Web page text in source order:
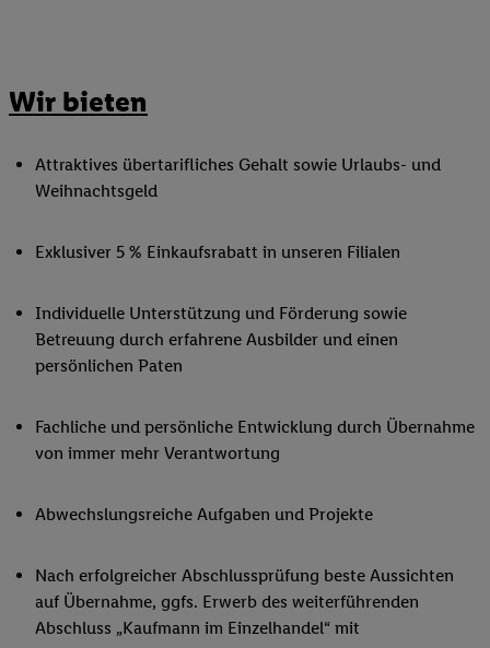
Wir bieten
Attraktives übertarifliches Gehalt sowie Urlaubs- und
Weihnachtsgeld
Exklusiver 5 % Einkaufsrabatt in unseren Filialen
Individuelle Unterstützung und Förderung sowie
Betreuung durch erfahrene Ausbilder und einen
persönlichen Paten
Fachliche und persönliche Entwicklung durch Übernahme
von immer mehr Verantwortung
Abwechslungsreiche Aufgaben und Projekte
Nach erfolgreicher Abschlussprüfung beste Aussichten
auf Übernahme, ggfs. Erwerb des weiterführenden
Abschluss „Kaufmann im Einzelhandel“ mit